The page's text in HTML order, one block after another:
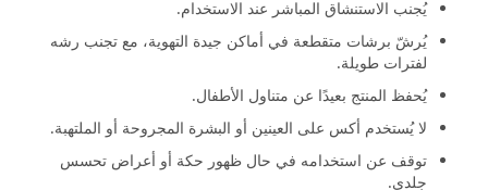
يُجنب الاستنشاق المباشر عند الاستخدام.
يُرشّ برشات متقطعة في أماكن جيدة التهوية، مع تجنب رشه
لفترات طويلة.
يُحفظ المنتج بعيدًا عن متناول الأطفال.
لا يُستخدم أكس على العينين أو البشرة المجروحة أو الملتهبة.
توقف عن استخدامه في حال ظهور حكة أو أعراض تحسس
جلدي.